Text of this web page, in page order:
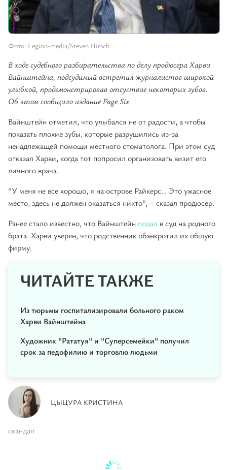
Фото: Legion-media/Steven Hirsch
В ходе судебного разбирательства по делу продюсера Харви
Вайнштейна, подсудимый встретил журналистов широкой
улыбкой, продемонстрировав отсуствие некоторых зубов.
Об этом сообщило издание Page Six.
Вайнштейн отметил, что улыбался не от радости, а чтобы
показать плохие зубы, которые разрушились из-за
ненадлежащей помощи местного стоматолога. При этом суд
отказал Харви, когда тот попросил организовать визит его
личного врача.
"У меня не все хорошо, я на острове Райкерс… Это ужасное
место, здесь не должен оказаться никто", – сказал продюсер.
Ранее стало известно, что Вайнштейн подал в суд на родного
брата. Харви уверен, что родственник обанкротил их общую
фирму.
ЧИТАЙТЕ ТАКЖЕ
Из тюрьмы госпитализировали больного раком
Харви Вайнштейна
Художник "Рататуя" и "Суперсемейки" получил
срок за педофилию и торговлю людьми
ЦЫЦУРА КРИСТИНА
скандал